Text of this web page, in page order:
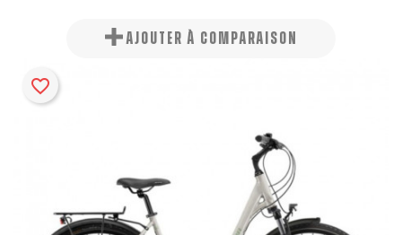
AJOUTER À COMPARAISON
favorite_border